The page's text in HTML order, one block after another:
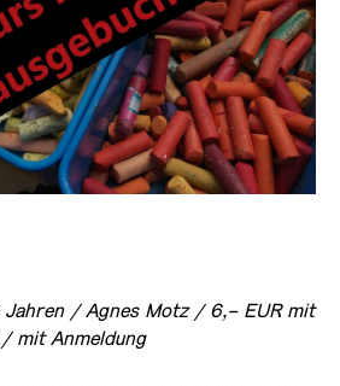
/ Agnes Motz / 6,- EUR mit
mit Anmeldung